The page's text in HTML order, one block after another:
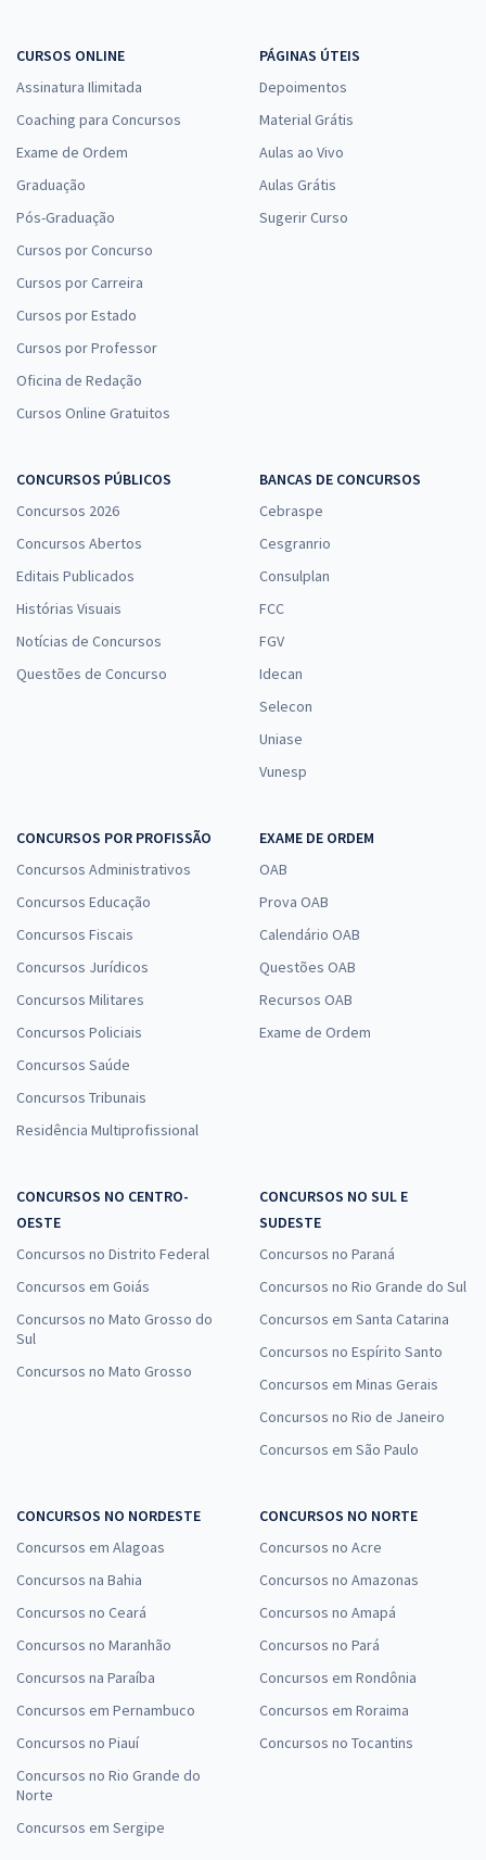
CURSOS ONLINE
Assinatura Ilimitada
Coaching para Concursos
Exame de Ordem
Graduação
Pós-Graduação
Cursos por Concurso
Cursos por Carreira
Cursos por Estado
Cursos por Professor
Oficina de Redação
Cursos Online Gratuitos
PÁGINAS ÚTEIS
Depoimentos
Material Grátis
Aulas ao Vivo
Aulas Grátis
Sugerir Curso
CONCURSOS PÚBLICOS
Concursos 2026
Concursos Abertos
Editais Publicados
Histórias Visuais
Notícias de Concursos
Questões de Concurso
BANCAS DE CONCURSOS
Cebraspe
Cesgranrio
Consulplan
FCC
FGV
Idecan
Selecon
Uniase
Vunesp
CONCURSOS POR PROFISSÃO
Concursos Administrativos
Concursos Educação
Concursos Fiscais
Concursos Jurídicos
Concursos Militares
Concursos Policiais
Concursos Saúde
Concursos Tribunais
Residência Multiprofissional
EXAME DE ORDEM
OAB
Prova OAB
Calendário OAB
Questões OAB
Recursos OAB
Exame de Ordem
CONCURSOS NO CENTRO-
OESTE
Concursos no Distrito Federal
Concursos em Goiás
Concursos no Mato Grosso do
Sul
Concursos no Mato Grosso
CONCURSOS NO SUL E
SUDESTE
Concursos no Paraná
Concursos no Rio Grande do Sul
Concursos em Santa Catarina
Concursos no Espírito Santo
Concursos em Minas Gerais
Concursos no Rio de Janeiro
Concursos em São Paulo
CONCURSOS NO NORDESTE
Concursos em Alagoas
Concursos na Bahia
Concursos no Ceará
Concursos no Maranhão
Concursos na Paraíba
Concursos em Pernambuco
Concursos no Piauí
Concursos no Rio Grande do
Norte
Concursos em Sergipe
CONCURSOS NO NORTE
Concursos no Acre
Concursos no Amazonas
Concursos no Amapá
Concursos no Pará
Concursos em Rondônia
Concursos em Roraima
Concursos no Tocantins